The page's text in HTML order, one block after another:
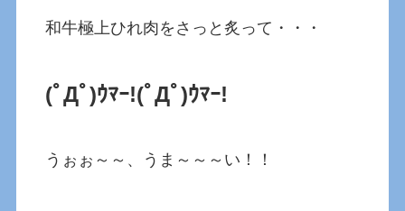
和牛極上ひれ肉をさっと炙って・・・
(ﾟДﾟ)ｳﾏｰ!(ﾟДﾟ)ｳﾏｰ!
うぉぉ～～、うま～～～い！！